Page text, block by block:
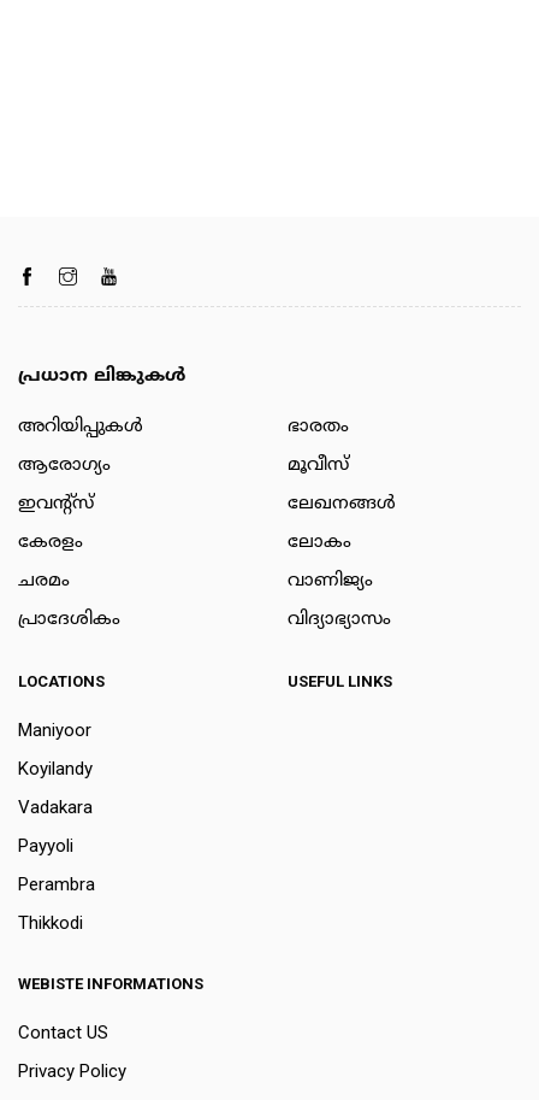
പ്രധാന ലിങ്കുകൾ
അറിയിപ്പുകള്‍
ആരോഗ്യം
ഇവന്റ്സ്
കേരളം
ചരമം
പ്രാദേശികം
ഭാരതം
മൂവീസ്
ലേഖനങ്ങള്‍
ലോകം
വാണിജ്യം
വിദ്യാഭ്യാസം
LOCATIONS
Maniyoor
Koyilandy
Vadakara
Payyoli
Perambra
Thikkodi
USEFUL LINKS
WEBISTE INFORMATIONS
Contact US
Privacy Policy